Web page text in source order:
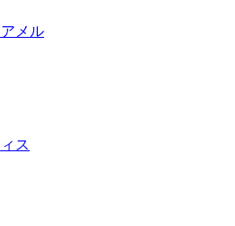
メル
ス